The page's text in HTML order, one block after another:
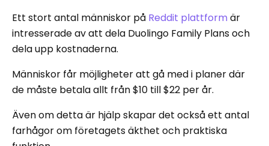
Ett stort antal människor på Reddit plattform är
intresserade av att dela Duolingo Family Plans och
dela upp kostnaderna.
Människor får möjligheter att gå med i planer där
de måste betala allt från $10 till $22 per år.
Även om detta är hjälp skapar det också ett antal
farhågor om företagets äkthet och praktiska